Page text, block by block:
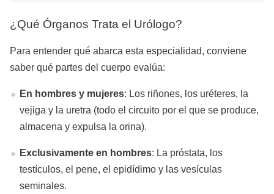
¿Qué Órganos Trata el Urólogo?
Para entender qué abarca esta especialidad, conviene
saber qué partes del cuerpo evalúa:
En hombres y mujeres: Los riñones, los uréteres, la
vejiga y la uretra (todo el circuito por el que se produce,
almacena y expulsa la orina).
Exclusivamente en hombres: La próstata, los
testículos, el pene, el epidídimo y las vesículas
seminales.